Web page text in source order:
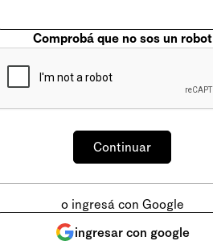
Comprobá que no sos un robot
o ingresá con Google
ingresar con google